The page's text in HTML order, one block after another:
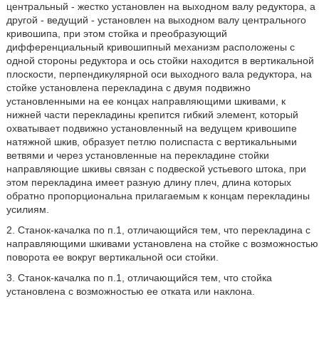
центральный - жестко установлен на выходном валу редуктора, а
другой - ведущий - установлен на выходном валу центрального
кривошипа, при этом стойка и преобразующий
дифференциальный кривошипный механизм расположены с
одной стороны редуктора и ось стойки находится в вертикальной
плоскости, перпендикулярной оси выходного вала редуктора, на
стойке установлена перекладина с двумя подвижно
установленными на ее концах направляющими шкивами, к
нижней части перекладины крепится гибкий элемент, который
охватывает подвижно установленный на ведущем кривошипе
натяжной шкив, образует петлю полиспаста с вертикальными
ветвями и через установленные на перекладине стойки
направляющие шкивы связан с подвеской устьевого штока, при
этом перекладина имеет разную длину плеч, длина которых
обратно пропорциональна прилагаемым к концам перекладины
усилиям.
2. Станок-качалка по п.1, отличающийся тем, что перекладина с
направляющими шкивами установлена на стойке с возможностью
поворота ее вокруг вертикальной оси стойки.
3. Станок-качалка по п.1, отличающийся тем, что стойка
установлена с возможностью ее отката или наклона.